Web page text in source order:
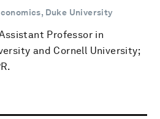
Duke University
Professor in
and Cornell University;